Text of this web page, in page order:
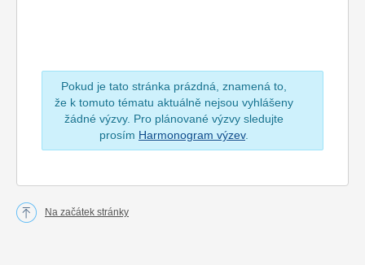
Pokud je tato stránka prázdná, znamená to,
že k tomuto tématu aktuálně nejsou vyhlášeny
žádné výzvy. Pro plánované výzvy sledujte
prosím Harmonogram výzev.
Na začátek stránky